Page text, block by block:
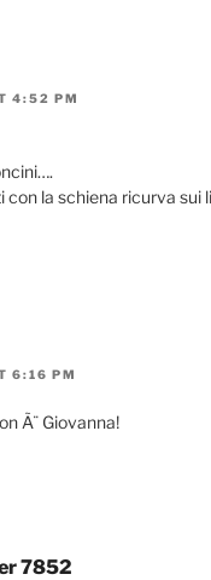
4:52 PM
la schiena ricurva sui
6:16 PM
Ã¨ Giovanna!
7852